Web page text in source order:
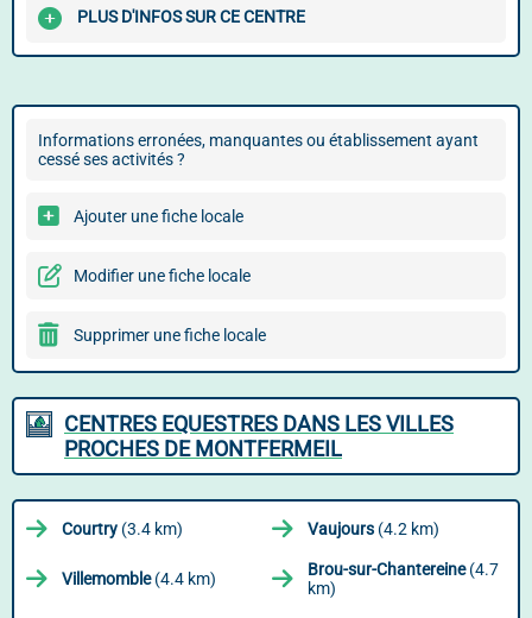
PLUS D'INFOS SUR CE CENTRE
Informations erronées, manquantes ou établissement ayant
cessé ses activités ?
Ajouter une fiche locale
Modifier une fiche locale
Supprimer une fiche locale
CENTRES EQUESTRES DANS LES VILLES
PROCHES DE MONTFERMEIL
Courtry (3.4 km) Vaujours (4.2 km)
Villemomble(4.4 km) Brou-sur-Chantereine(4.7
km)